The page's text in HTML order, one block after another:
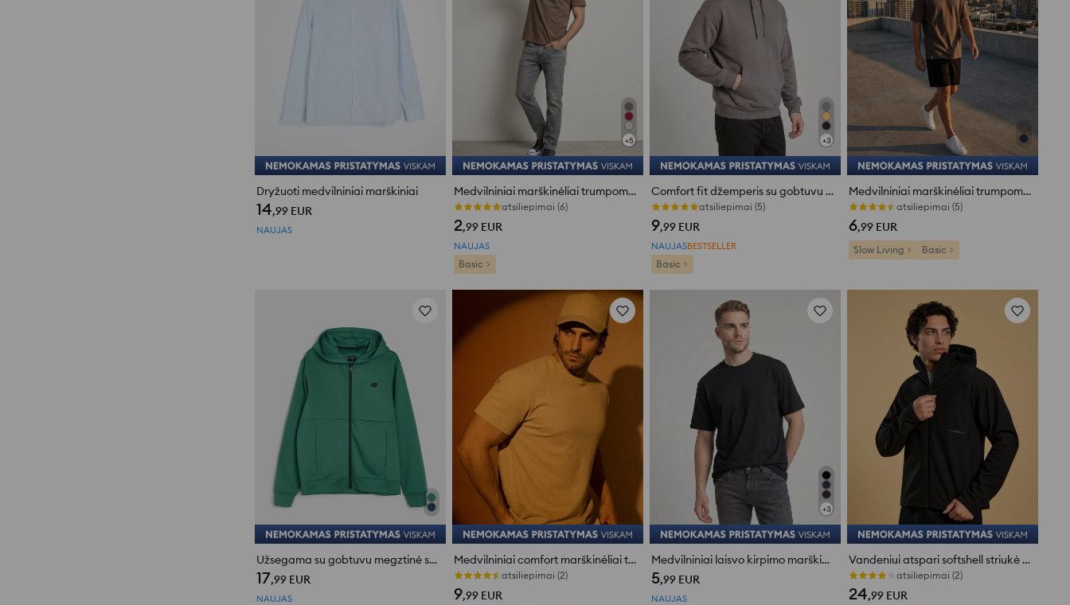
Dryžuoti medvilniniai marškiniai
14,99 EUR
NAUJAS
+5
Medvilniniai marškinėliai trumpomis rankovėmis
atsiliepimai (6)
2,99 EUR
NAUJAS
Basic
+3
Comfort fit džemperis su gobtuvu ir medvilne
atsiliepimai (5)
9,99 EUR
NAUJASBESTSELLER
Basic
Medvilniniai marškinėliai trumpomis rankovėmis
atsiliepimai (5)
6,99 EUR
Slow Living Basic
Užsegama su gobtuvu megztinė su viskozės mišiniu
17,99 EUR
NAUJAS
Medvilniniai comfort marškinėliai trumpomis rankovėmis
atsiliepimai (2)
9,99 EUR
+3
Medvilniniai laisvo kirpimo marškinėliai trumpomis rankovėmis
5,99 EUR
NAUJAS
Vandeniui atspari softshell striukė su gobtuvu
atsiliepimai (2)
24,99 EUR